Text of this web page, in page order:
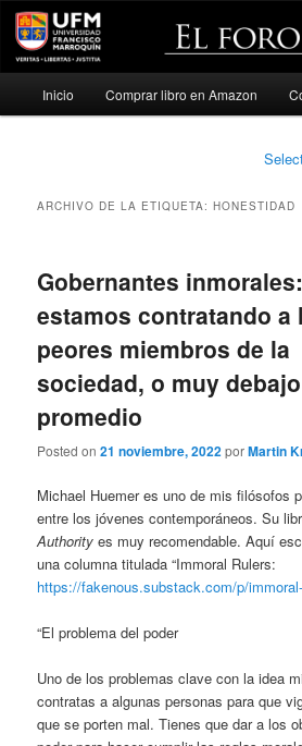
Ir
Ir
Inicio Comprar libro en Amazon
ARCHIVO DE LA ETIQUETA:HONESTIDAD
Gobernantes inmorales:
estamos contratando a
peores miembros de la
sociedad, o muy
promedio
Posted on21 noviembre, 2022porMartin
Michael Huemer es uno de mis filósofos
entre los jóvenes contemporáneos. Su
Authority es muy recomendable. Aquí
una columna titulada “Immoral Rulers:
https://fakenous.substack.com/p/
“El problema del poder
Uno de los problemas clave con la idea
contratas a algunas personas para que
que se porten mal. Tienes que dar a los